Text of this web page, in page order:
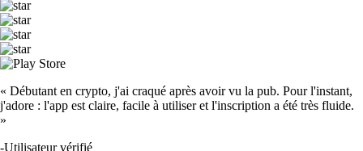
« Débutant en crypto, j'ai craqué après avoir vu la pub. Pour l'instant,
j'adore : l'app est claire, facile à utiliser et l'inscription a été très fluide.
»
-Utilisateur vérifié